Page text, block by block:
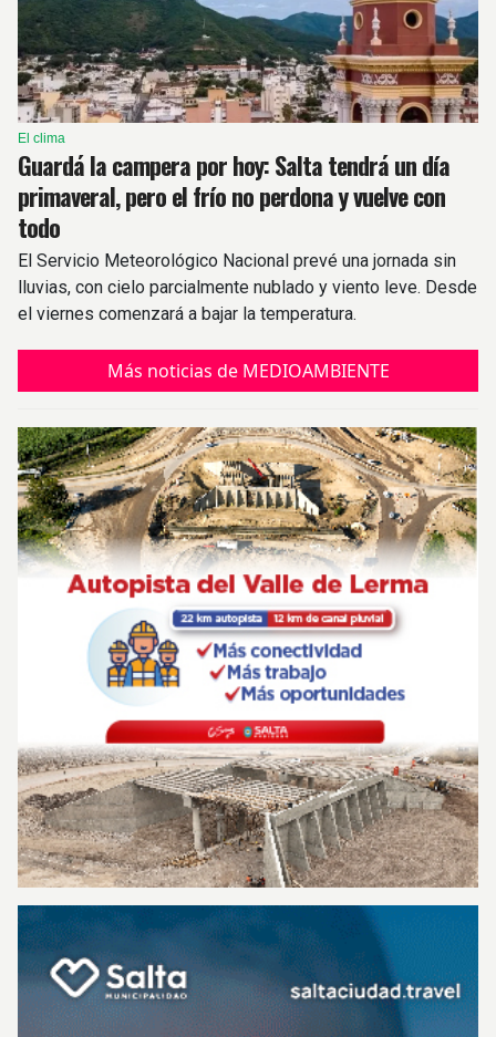
El clima
Guardá la campera por hoy: Salta tendrá un día
primaveral, pero el frío no perdona y vuelve con
todo
El Servicio Meteorológico Nacional prevé una jornada sin
lluvias, con cielo parcialmente nublado y viento leve. Desde
el viernes comenzará a bajar la temperatura.
Más noticias de MEDIOAMBIENTE